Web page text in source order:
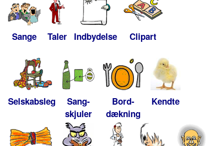
Sange Taler Indbydelse Clipart
Selskabsleg
Sang-
skjuler
Bord-
dækning
Kendte